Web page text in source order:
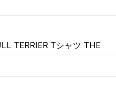
TERRIER Tシャツ THE